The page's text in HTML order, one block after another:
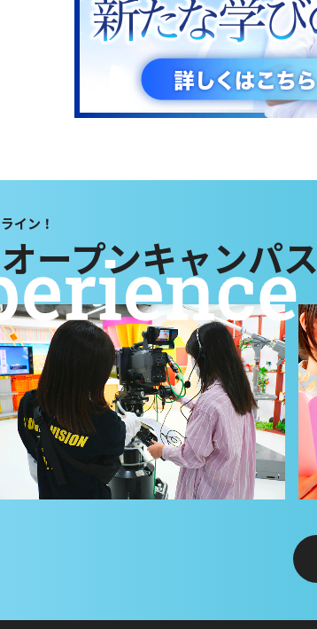
イン！
ープンキャンパス